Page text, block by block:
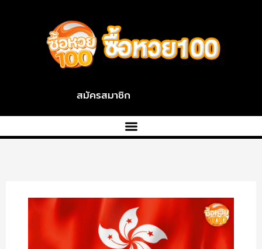
สมัครสมาชิก
หวย